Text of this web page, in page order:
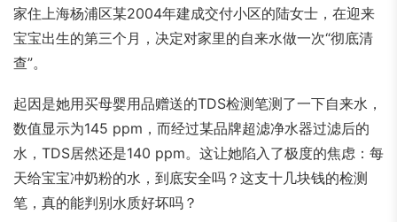
Türkçe
اردو বাংলা 日本語
한국어 Tiếng Việt ไทย
Bahasa Indonesia Bahasa Melayu Filipino
မြန်မာ ລາວ
家住上海杨浦区某2004年建成交付小区的陆女士，在迎来
宝宝出生的第三个月，决定对家里的自来水做一次“彻底清
查”。
起因是她用买母婴用品赠送的TDS检测笔测了一下自来水，
数值显示为145 ppm，而经过某品牌超滤净水器过滤后的
水，TDS居然还是140 ppm。这让她陷入了极度的焦虑：每
天给宝宝冲奶粉的水，到底安全吗？这支十几块钱的检测
笔，真的能判别水质好坏吗？